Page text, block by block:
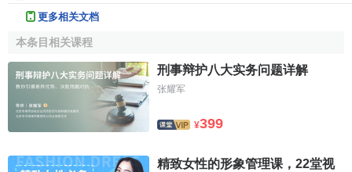
文字写上面，客方文字写下面。字体应工整、清晰，以便与
人多时需安装好扩音设备，调试好，确保会议使用。
会见与会谈的会场的座位安排
会见与会谈的场地布置与座位安排都应体现出礼仪的规
的。只是由于规格不同，参加的人数不同，持续的时间不同
更多相关文档
本条目相关课程
刑事辩护八大实务问题详解
张耀军
¥399
精致女性的形象管理课，22堂视